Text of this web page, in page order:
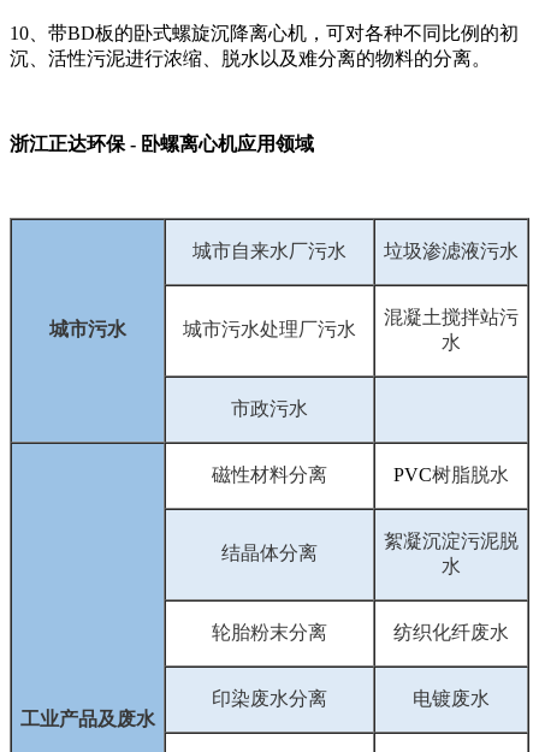
10、带BD板的卧式螺旋沉降离心机，可对各种不同比例的初
沉、活性污泥进行浓缩、脱水以及难分离的物料的分离。
浙江正达环保 - 卧螺离心机应用领域
城市污水
城市自来水厂污水 垃圾渗滤液污水
城市污水处理厂污水
混凝土搅拌站污
水
市政污水
工业产品及废水
磁性材料分离 PVC树脂脱水
结晶体分离
絮凝沉淀污泥脱
水
轮胎粉末分离 纺织化纤废水
印染废水分离 电镀废水